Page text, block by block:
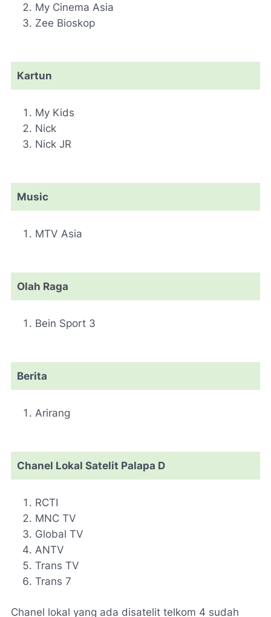
My Cinema Asia
Zee Bioskop
Kartun
My Kids
Nick
Nick JR
Music
MTV Asia
Olah Raga
Bein Sport 3
Berita
Arirang
Chanel Lokal Satelit Palapa D
RCTI
MNC TV
Global TV
ANTV
Trans TV
Trans 7
Chanel lokal yang ada disatelit telkom 4 sudah